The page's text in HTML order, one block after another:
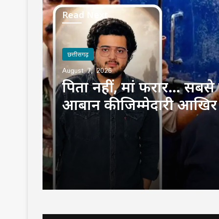
Read Next
छत्तीसगढ़
August 7, 2026
पिता नहीं, मां फरार…
आबान की जिम्मेदारी
उठाई?